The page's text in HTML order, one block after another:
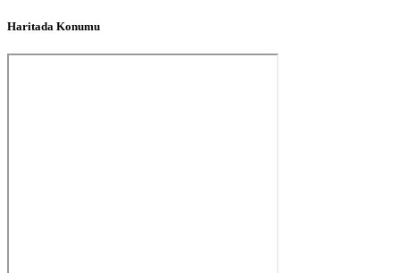
Haritada Konumu